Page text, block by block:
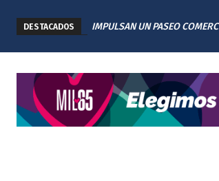
DESTACADOS
IMPULSAN UN PASEO